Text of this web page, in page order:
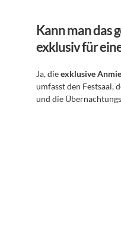
Kann man das
exklusiv für
Ja, die exklusive
umfasst den Festsaal,
und die